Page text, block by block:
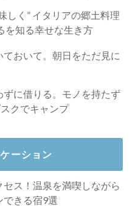
しく” イタリアの郷土料理
を知る幸せな生き方
おいて。朝日をただ見に
ずに借りる。モノを持たず
クでキャンプ
ーション
ス！温泉を満喫しながら
できる宿9選